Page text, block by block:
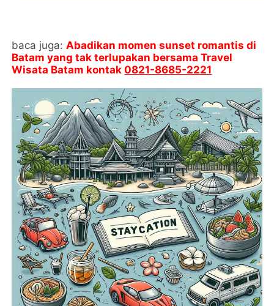
baca juga:Abadikan momen sunset romantis di
Batam yang tak terlupakan bersama Travel
Wisata Batam kontak0821-8685-2221